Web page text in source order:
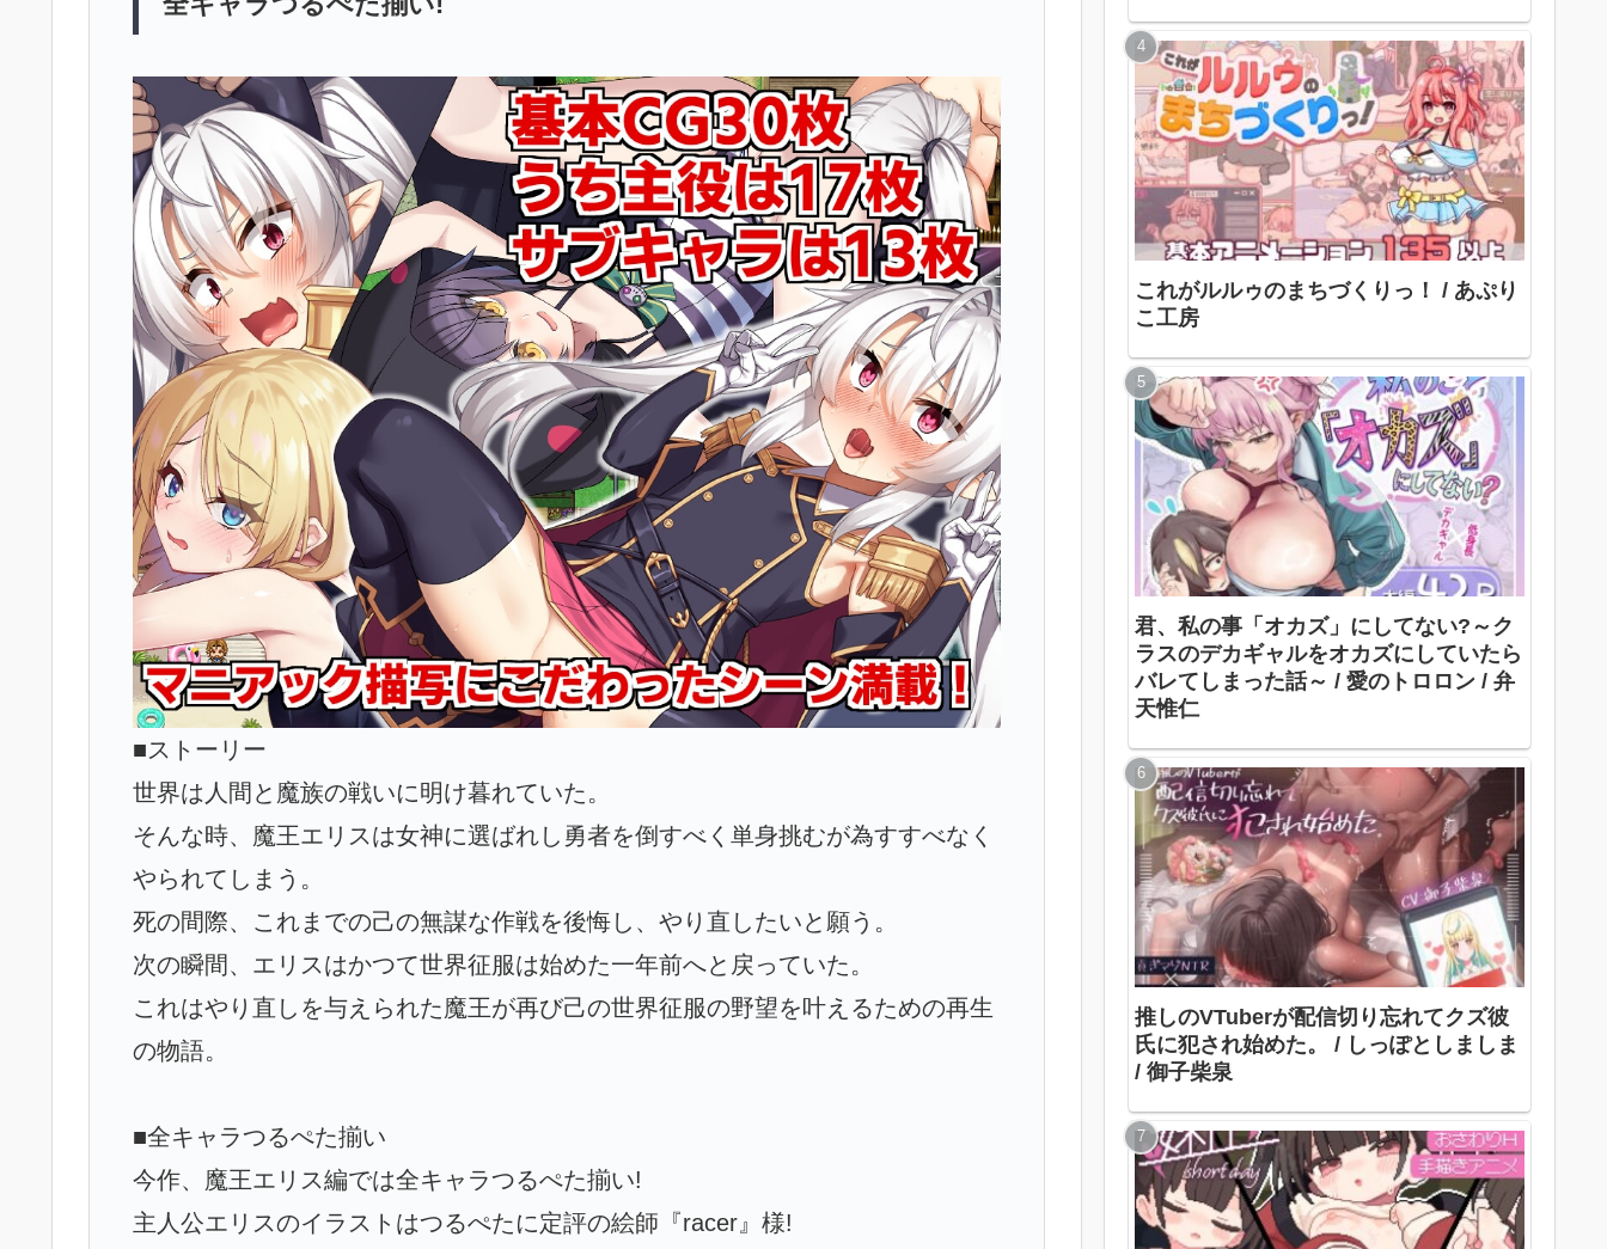
■ストーリー
世界は人間と魔族の戦いに明け暮れていた。
そんな時、魔王エリスは女神に選ばれし勇者を倒すべく単身挑むが為すすべなく
やられてしまう。
死の間際、これまでの己の無謀な作戦を後悔し、やり直したいと願う。
次の瞬間、エリスはかつて世界征服は始めた一年前へと戻っていた。
これはやり直しを与えられた魔王が再び己の世界征服の野望を叶えるための再生
の物語。
■全キャラつるぺた揃い
今作、魔王エリス編では全キャラつるぺた揃い!
主人公エリスのイラストはつるぺたに定評の絵師『racer』様!
これがルルゥのまちづくりっ！ / あぷり
こ工房
君、私の事「オカズ」にしてない?～ク
ラスのデカギャルをオカズにしていたら
バレてしまった話～ / 愛のトロロン / 弁
天惟仁
推しのVTuberが配信切り忘れてクズ彼
氏に犯され始めた。 / しっぽとしましま
/ 御子柴泉